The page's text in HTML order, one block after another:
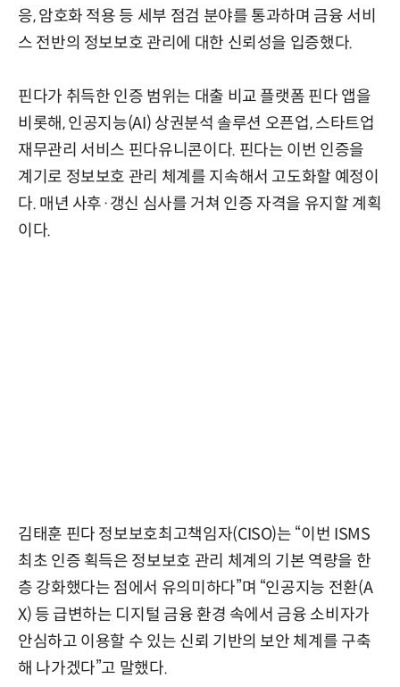
응, 암호화 적용 등 세부 점검 분야를 통과하며 금융 서비
스 전반의 정보보호 관리에 대한 신뢰성을 입증했다.
핀다가 취득한 인증 범위는 대출 비교 플랫폼 핀다 앱을
비롯해, 인공지능(AI) 상권분석 솔루션 오픈업, 스타트업
재무관리 서비스 핀다유니콘이다. 핀다는 이번 인증을
계기로 정보보호 관리 체계를 지속해서 고도화할 예정이
다. 매년 사후·갱신 심사를 거쳐 인증 자격을 유지할 계획
이다.
김태훈 핀다 정보보호최고책임자(CISO)는 “이번 ISMS
최초 인증 획득은 정보보호 관리 체계의 기본 역량을 한
층 강화했다는 점에서 유의미하다”며 “인공지능 전환(A
X) 등 급변하는 디지털 금융 환경 속에서 금융 소비자가
안심하고 이용할 수 있는 신뢰 기반의 보안 체계를 구축
해 나가겠다”고 말했다.